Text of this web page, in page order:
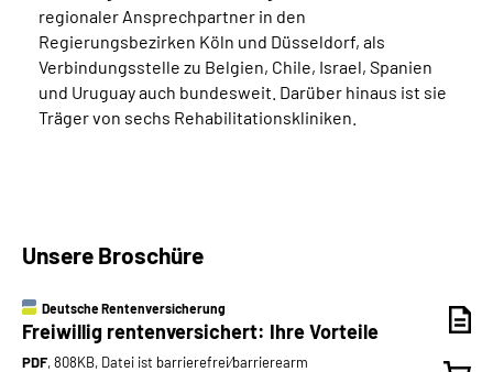
regionaler Ansprechpartner in den
Regierungsbezirken Köln und Düsseldorf, als
Verbindungsstelle zu Belgien, Chile, Israel, Spanien
und Uruguay auch bundesweit. Darüber hinaus ist sie
Träger von sechs Rehabilitationskliniken.
Unsere Broschüre
Deutsche Rentenversicherung
Freiwillig rentenversichert: Ihre Vorteile
PDF, 808KB, Datei ist barrierefrei⁄barrierearm